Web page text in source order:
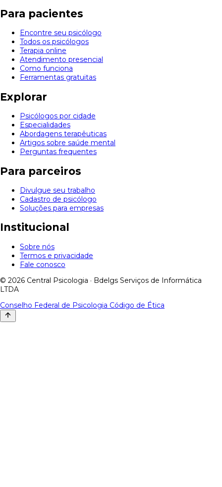
Para pacientes
Encontre seu psicólogo
Todos os psicólogos
Terapia online
Atendimento presencial
Como funciona
Ferramentas gratuitas
Explorar
Psicólogos por cidade
Especialidades
Abordagens terapêuticas
Artigos sobre saúde mental
Perguntas frequentes
Para parceiros
Divulgue seu trabalho
Cadastro de psicólogo
Soluções para empresas
Institucional
Sobre nós
Termos e privacidade
Fale conosco
© 2026 Central Psicologia · Bdelgs Serviços de Informática
LTDA
Conselho Federal de Psicologia Código de Ética